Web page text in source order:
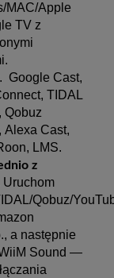
MAC/Apple
TV z
Google Cast,
TIDAL
Qobuz
Alexa Cast,
LMS.
z
Uruchom
Qobuz/
a następnie
Sound —